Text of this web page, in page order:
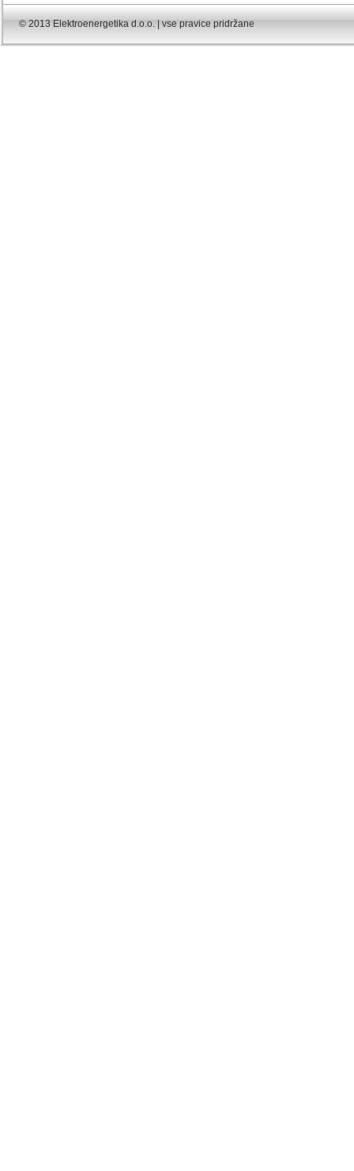
© 2013 Elektroenergetika d.o.o. | vse pravice pridržane